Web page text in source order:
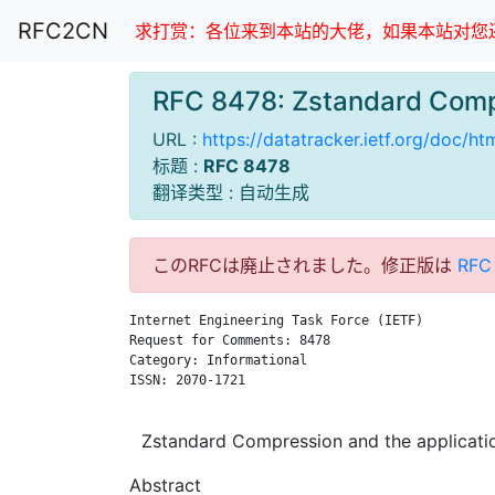
RFC2CN 求打赏：各位来到本站的大佬，如果本站对
RFC 8478: Zstandard
URL : https://datatracker.ietf.org/doc/
标题 : RFC 8478
翻译类型 : 自动生成
このRFCは廃止されました。修正版は
Internet Engineering Task Force (IETF)
Request for Comments: 8478
Category: Informational
ISSN: 2070-1721
Zstandard Compression and the
Abstract